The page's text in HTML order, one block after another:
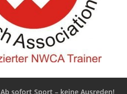
Ab sofort Sport – keine Ausreden!